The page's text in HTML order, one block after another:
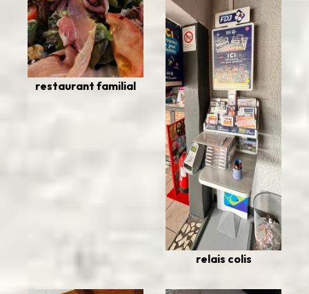
restaurant familial
relais colis